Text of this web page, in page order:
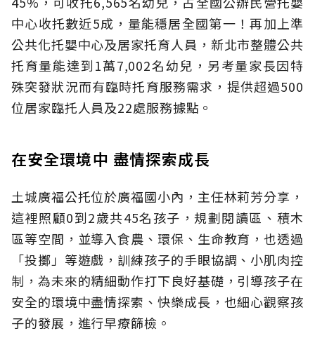
中心收托數近5成，量能穩居全國第一！再加上準
公共化托嬰中心及居家托育人員，新北市整體公共
托育量能達到1萬7,002名幼兒，另考量家長因特
殊突發狀況而有臨時托育服務需求，提供超過500
位居家臨托人員及22處服務據點。
在安全環境中 盡情探索成長
土城廣福公托位於廣福國小內，主任林莉芳分享，
這裡照顧0到2歲共45名孩子，規劃閱讀區、積木
區等空間，並導入食農、環保、生命教育，也透過
「投擲」等遊戲，訓練孩子的手眼協調、小肌肉控
制，為未來的精細動作打下良好基礎，引導孩子在
安全的環境中盡情探索、快樂成長，也細心觀察孩
子的發展，進行早療篩檢。